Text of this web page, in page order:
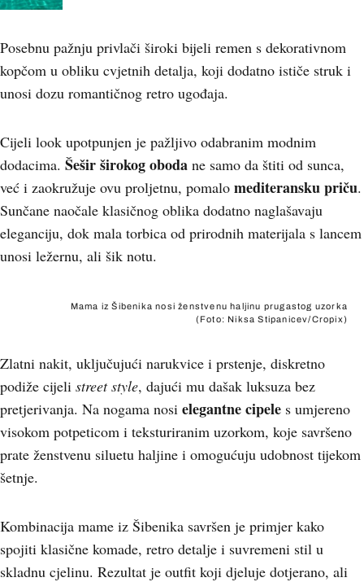
Posebnu pažnju privlači široki bijeli remen s dekorativnom
kopčom u obliku cvjetnih detalja, koji dodatno ističe struk i
unosi dozu romantičnog retro ugođaja.
Cijeli look upotpunjen je pažljivo odabranim modnim
dodacima. Šešir širokog oboda ne samo da štiti od sunca,
već i zaokružuje ovu proljetnu, pomalo mediteransku priču.
Sunčane naočale klasičnog oblika dodatno naglašavaju
eleganciju, dok mala torbica od prirodnih materijala s lancem
unosi ležernu, ali šik notu.
Mama iz Šibenika nosi ženstvenu haljinu prugastog uzorka
(Foto: Niksa Stipanicev/Cropix)
Zlatni nakit, uključujući narukvice i prstenje, diskretno
podiže cijeli street style, dajući mu dašak luksuza bez
pretjerivanja. Na nogama nosi elegantne cipele s umjereno
visokom potpeticom i teksturiranim uzorkom, koje savršeno
prate ženstvenu siluetu haljine i omogućuju udobnost tijekom
šetnje.
Kombinacija mame iz Šibenika savršen je primjer kako
spojiti klasične komade, retro detalje i suvremeni stil u
skladnu cjelinu. Rezultat je outfit koji djeluje dotjerano, ali